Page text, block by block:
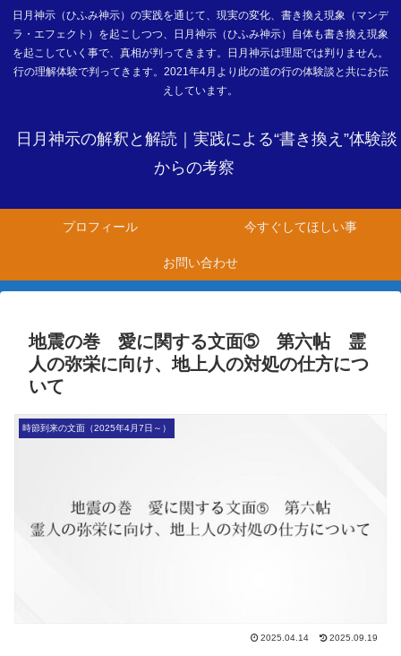
日月神示（ひふみ神示）の実践を通じて、現実の変化、書き換え現象（マンデ
ラ・エフェクト）を起こしつつ、日月神示（ひふみ神示）自体も書き換え現象
を起こしていく事で、真相が判ってきます。日月神示は理屈では判りません。
行の理解体験で判ってきます。2021年4月より此の道の行の体験談と共にお伝
えしています。
日月神示の解釈と解読｜実践による“書き換え”体験談
からの考察
プロフィール 今すぐしてほしい事
お問い合わせ
地震の巻 愛に関する文面➄ 第六帖 霊
人の弥栄に向け、地上人の対処の仕方につ
いて
時節到来の文面（2025年4月7日～）
2025.04.14 2025.09.19